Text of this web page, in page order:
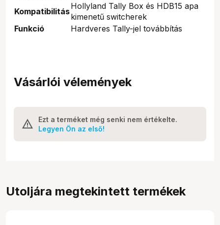
Kompatibilitás
Hollyland Tally Box és HDB15 apa
kimenetű switcherek
Funkció
Hardveres Tally-jel továbbítás
Vásárlói vélemények
Ezt a terméket még senki nem értékelte.
Legyen Ön az első!
Utoljára megtekintett termékek